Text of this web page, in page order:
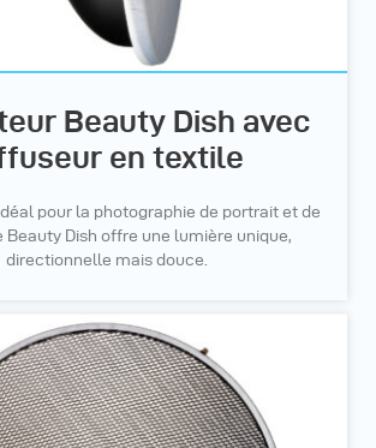
Beauty Dish avec
en textile
pour la photographie de portrait et de
Beauty Dish offre une lumière unique,
directionnelle mais douce.